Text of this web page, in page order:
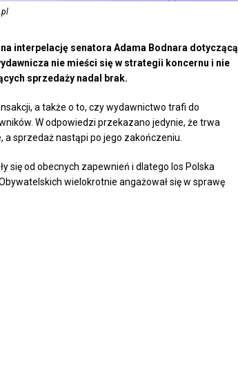
interpelację senatora Adama Bodnara dotyczącą
nie mieści się w strategii koncernu i nie
sprzedaży nadal brak.
a także o to, czy wydawnictwo trafi do
W odpowiedzi przekazano jedynie, że trwa
sprzedaż nastąpi po jego zakończeniu.
się od obecnych zapewnień i dlatego los Polska
wielokrotnie angażował się w sprawę